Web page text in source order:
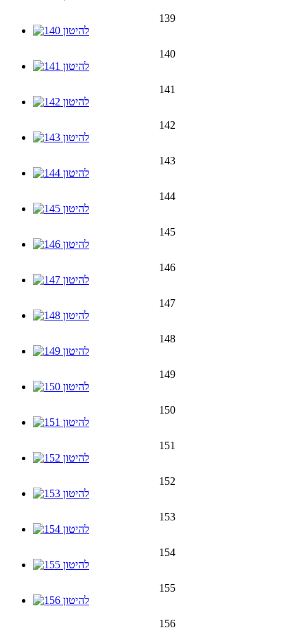
139
140
141
142
143
144
145
146
147
148
149
150
151
152
153
154
155
156